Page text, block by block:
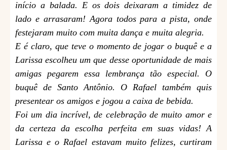
início a balada. E os dois deixaram a timidez de
lado e arrasaram! Agora todos para a pista, onde
festejaram muito com muita dança e muita alegria.
E é claro, que teve o momento de jogar o buquê e a
Larissa escolheu um que desse oportunidade de mais
amigas pegarem essa lembrança tão especial. O
buquê de Santo Antônio. O Rafael também quis
presentear os amigos e jogou a caixa de bebida.
Foi um dia incrível, de celebração de muito amor e
da certeza da escolha perfeita em suas vidas! A
Larissa e o Rafael estavam muito felizes, curtiram